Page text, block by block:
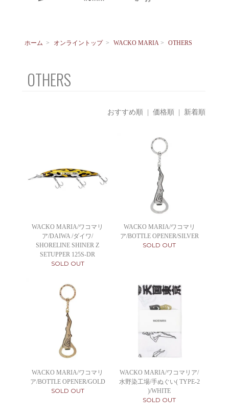
ホーム > オンライントップ > WACKO MARIA> OTHERS
OTHERS
おすすめ順 価格順 | 新着順
WACKO MARIA/ワコマリ
ア/DAIWA /ダイワ/
SHORELINE SHINER Z
SETUPPER 125S-DR
SOLD OUT
WACKO MARIA/ワコマリ
ア/BOTTLE OPENER/SILVER
SOLD OUT
WACKO MARIA/ワコマリ
ア/BOTTLE OPENER/GOLD
SOLD OUT
WACKO MARIA/ワコマリア/
水野染工場/手ぬぐい( TYPE-2
)/WHITE
SOLD OUT